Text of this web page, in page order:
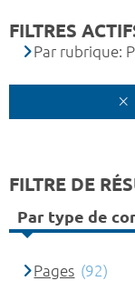
FILTRES
Par rubrique:
FILTRE DE
Par type de
Pages (92)